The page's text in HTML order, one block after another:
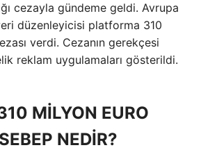
cezayla gündeme geldi. Avrupa
düzenleyicisi platforma 310
verdi. Cezanın gerekçesi
reklam uygulamaları gösterildi.
MİLYON EURO
NEDİR?